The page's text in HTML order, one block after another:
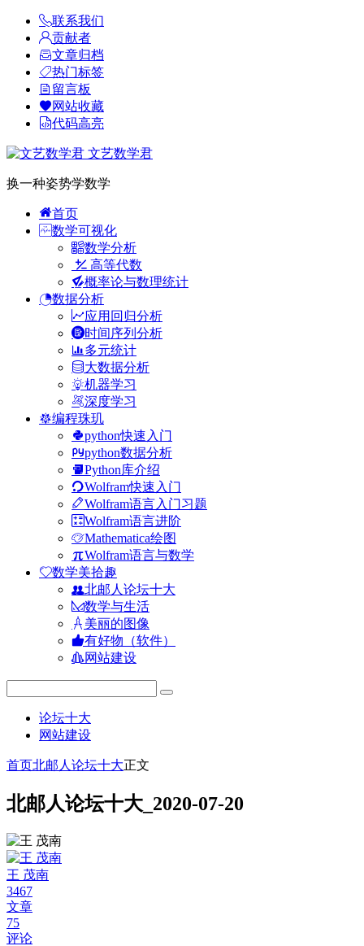
联系我们
贡献者
文章归档
热门标签
留言板
网站收藏
代码高亮
文艺数学君
换一种姿势学数学
首页
数学可视化
数学分析
高等代数
概率论与数理统计
数据分析
应用回归分析
时间序列分析
多元统计
大数据分析
机器学习
深度学习
编程珠玑
python快速入门
python数据分析
Python库介绍
Wolfram快速入门
Wolfram语言入门习题
Wolfram语言进阶
Mathematica绘图
Wolfram语言与数学
数学美拾趣
北邮人论坛十大
数学与生活
美丽的图像
有好物（软件）
网站建设
论坛十大
网站建设
首页北邮人论坛十大正文
北邮人论坛十大_2020-07-20
王 茂南
3467
文章
75
评论